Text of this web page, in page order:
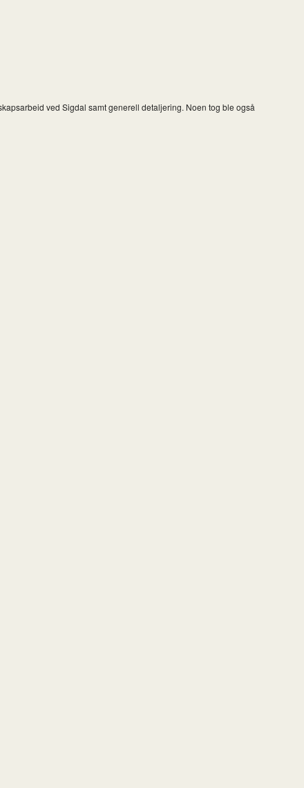
ved Sigdal samt generell detaljering. Noen tog ble også